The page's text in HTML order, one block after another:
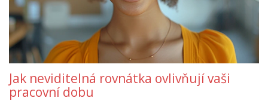
Jak neviditelná rovnátka ovlivňují vaši
pracovní dobu